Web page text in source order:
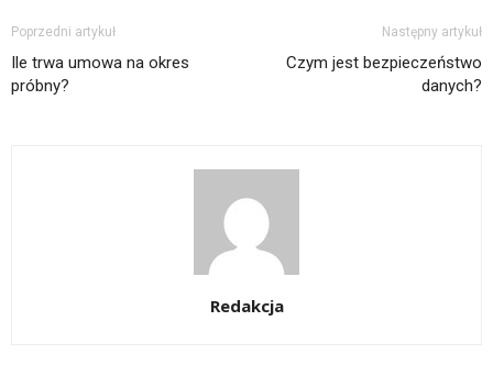
Poprzedni artykuł
Ile trwa umowa na okres
próbny?
Następny artykuł
Czym jest bezpieczeństwo
danych?
Redakcja